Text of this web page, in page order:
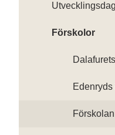
Förskolor
Edenryds